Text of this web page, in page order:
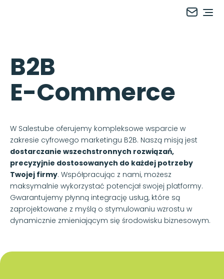
B2B
E-Commerce
W Salestube oferujemy kompleksowe wsparcie w
zakresie cyfrowego marketingu B2B. Naszą misją jest
dostarczanie wszechstronnych rozwiązań,
precyzyjnie dostosowanych do każdej potrzeby
Twojej firmy. Współpracując z nami, możesz
maksymalnie wykorzystać potencjał swojej platformy.
Gwarantujemy płynną integrację usług, które są
zaprojektowane z myślą o stymulowaniu wzrostu w
dynamicznie zmieniającym się środowisku biznesowym.